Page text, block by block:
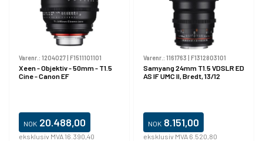
Varenr.: 1204027| F1511101101
Xeen - Objektiv - 50mm - T1.5
Cine - Canon EF
NOK 20.488,00
eksklusiv MVA 16.390,40
Varenr.: 1161763 | F1312803101
Samyang 24mm T1.5 VDSLR ED
AS IF UMC II, Bredt, 13/12
NOK 8.151,00
eksklusiv MVA 6.520,80